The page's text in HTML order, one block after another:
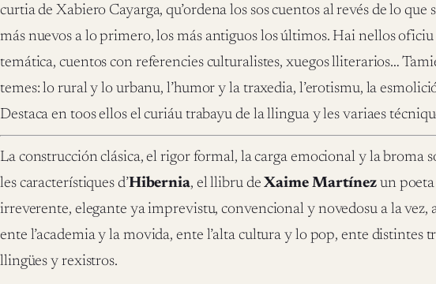
curtia de Xabiero Cayarga, qu’ordena los sos cuentos al revés de lo que
más nuevos a lo primero, los más antiguos los últimos. Hai nellos
temática, cuentos con referencies culturalistes, xuegos lliterarios…
temes: lo rural y lo urbanu, l’humor y la traxedia, l’erotismu, la
Destaca en toos ellos el curiáu trabayu de la llingua y les variaes
La construcción clásica, el rigor formal, la carga emocional y la broma
les característiques d’Hibernia, el llibru deXaime Martínez un
irreverente, elegante ya imprevistu, convencional y novedosu a la vez,
ente l’academia y la movida, ente l’alta cultura y lo pop, ente distintes
llingües y rexistros.